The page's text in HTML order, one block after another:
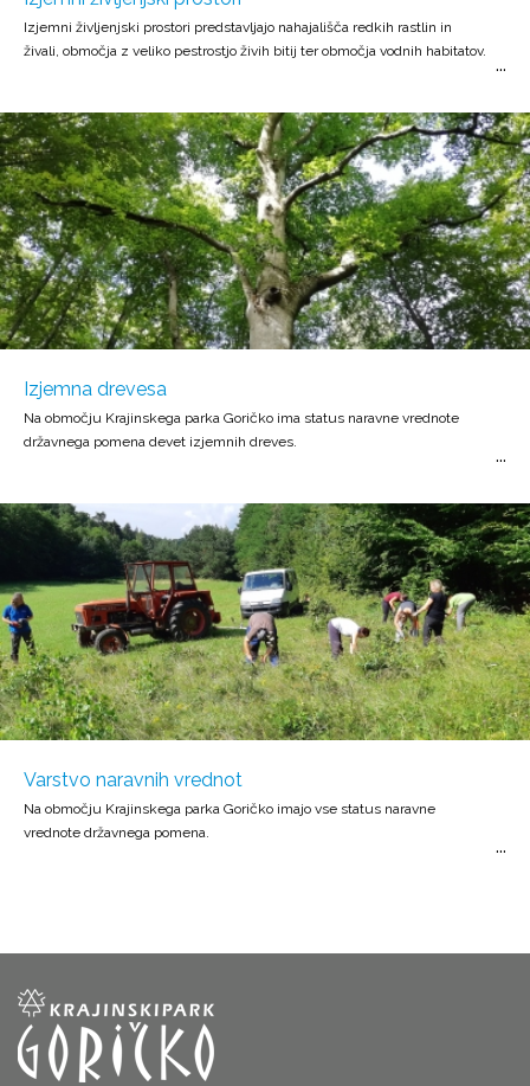
Izjemni življenjski prostori predstavljajo nahajališča redkih rastlin in
živali, območja z veliko pestrostjo živih bitij ter območja vodnih habitatov.
Izjemna drevesa
Na območju Krajinskega parka Goričko ima status naravne vrednote
državnega pomena devet izjemnih dreves.
Varstvo naravnih vrednot
Na območju Krajinskega parka Goričko imajo vse status naravne
vrednote državnega pomena.